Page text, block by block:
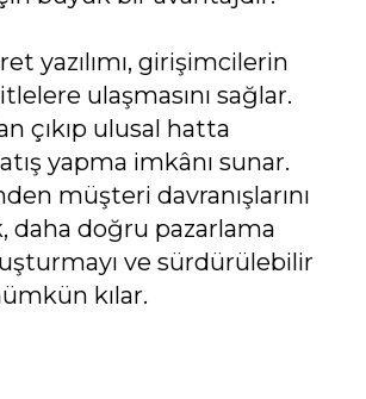
yazılımı, girişimcilerin
ulaşmasını sağlar.
çıkıp ulusal hatta
yapma imkânı sunar.
müşteri davranışlarını
daha doğru pazarlama
ve sürdürülebilir
kılar.